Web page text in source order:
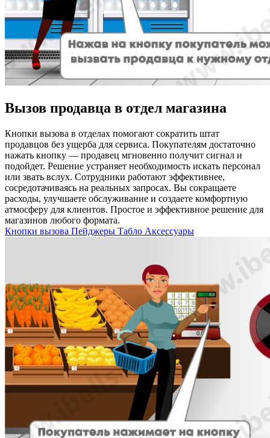
Вызов продавца в отдел магазина
Кнопки вызова в отделах помогают сократить штат
продавцов без ущерба для сервиса. Покупателям достаточно
нажать кнопку — продавец мгновенно получит сигнал и
подойдет. Решение устраняет необходимость искать персонал
или звать вслух. Сотрудники работают эффективнее,
сосредотачиваясь на реальных запросах. Вы сокращаете
расходы, улучшаете обслуживание и создаете комфортную
атмосферу для клиентов. Простое и эффективное решение для
магазинов любого формата.
Кнопки вызова Пейджеры Табло Аксессуары